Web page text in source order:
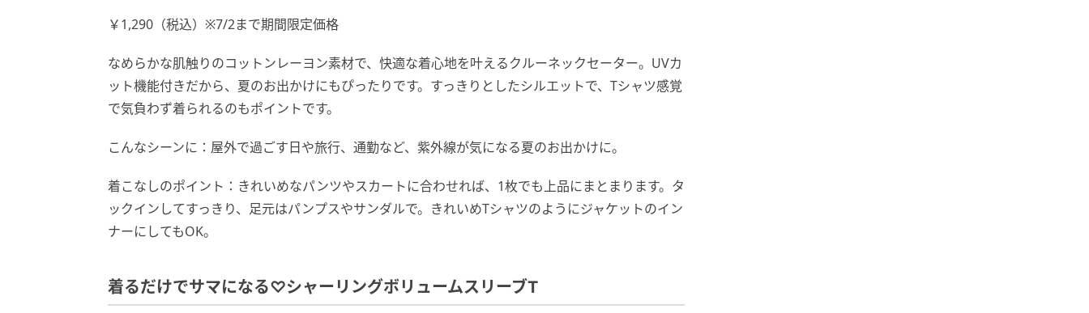
￥1,290（税込）※7/2まで期間限定価格
なめらかな肌触りのコットンレーヨン素材で、快適な着心地を叶えるクルーネックセーター。UVカ
ット機能付きだから、夏のお出かけにもぴったりです。すっきりとしたシルエットで、Tシャツ感覚
で気負わず着られるのもポイントです。
こんなシーンに：屋外で過ごす日や旅行、通勤など、紫外線が気になる夏のお出かけに。
着こなしのポイント：きれいめなパンツやスカートに合わせれば、1枚でも上品にまとまります。タ
ックインしてすっきり、足元はパンプスやサンダルで。きれいめTシャツのようにジャケットのイン
ナーにしてもOK。
着るだけでサマになる♡シャーリングボリュームスリーブT